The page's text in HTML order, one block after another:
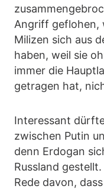
Angriff geflohen,
Milizen sich aus
haben, weil sie
immer die
getragen hat,
Interessant
zwischen Putin
denn Erdogan
Russland
Rede davon,